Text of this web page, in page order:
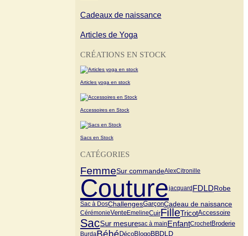
Cadeaux de naissance
Articles de Yoga
CRÉATIONS EN STOCK
Articles yoga en stock
Accessoires en Stock
Sacs en Stock
CATÉGORIES
FemmeSur commandeAlexCitronille
Couturejacquard FDLDRobe
Sac à DosChallengesGarçonCadeau de naissance
CérémonieVenteEmelineCuirFilleTricotAccessoire
SacSur mesuresac à main EnfantCrochetBroderie
BurdaBébé DécoBlogoBBDLD